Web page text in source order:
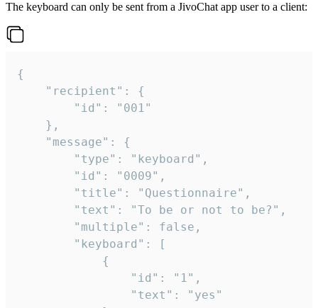
The keyboard can only be sent from a JivoChat app user to a client:
{